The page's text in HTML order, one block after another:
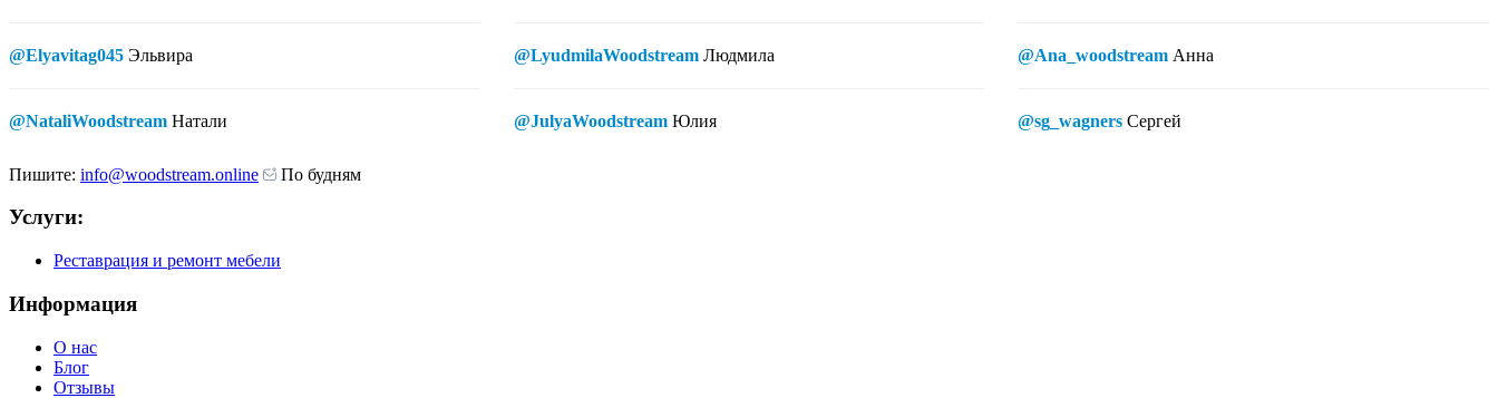
@Elyavitag045 Эльвира
@NataliWoodstream Натали
@LyudmilaWoodstream Людмила
@JulyaWoodstream Юлия
@Ana_woodstream Анна
@sg_wagners Сергей
Пишите: info@woodstream.online По будням
Услуги:
Реставрация и ремонт мебели
Информация
О нас
Блог
Отзывы